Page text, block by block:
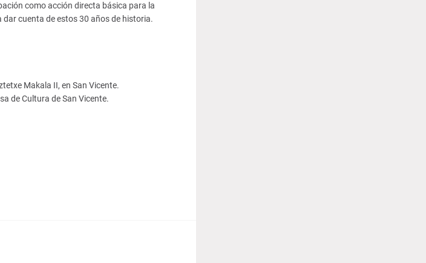
como acción directa básica para la
cuenta de estos 30 años de historia.
Makala II, en San Vicente.
de Cultura de San Vicente.